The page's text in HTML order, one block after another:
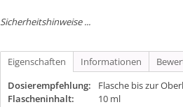
Sicherheitshinweise ...
Eigenschaften Informationen
Dosierempfehlung:
Flasche bis zur
Flascheninhalt:
10 ml